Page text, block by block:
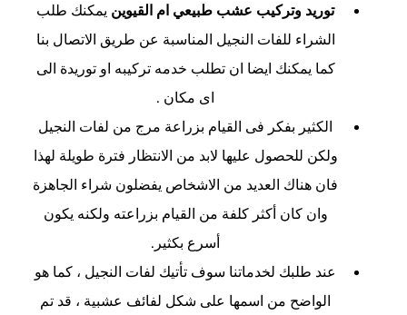
توريد وتركيب عشب طبيعي ام القيوين يمكنك طلب
الشراء للفات النجيل المناسبة عن طريق الاتصال بنا
كما يمكنك ايضا ان تطلب خدمه تركيبه او توريدة الى
اى مكان .
الكثير بفكر فى القيام بزراعة مرج من لفات النجيل
ولكن للحصول عليها لابد من الانتظار فترة طويلة لهذا
فان هناك العديد من الاشخاص يفضلون شراء الجاهزة
وان كان أكثر كلفة من القيام بزراعته ولكنه يكون
أسرع بكثير.
عند طلبك لخدماتنا سوف تأتيك لفات النجيل ، كما هو
الواضح من اسمها على شكل لفائف عشبية ، قد تم